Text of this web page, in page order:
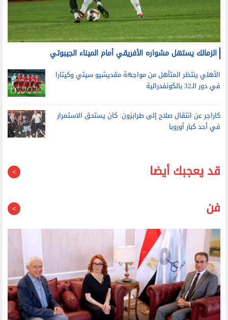
الزمالك يستهل مشواره الأفريقي أمام الميناء الجيبوتي
الأهلي ينتظر المتأهل من مواجهة مقديشيو سيتي وكيتارا
في دور الـ32 بالكونفدرالية
كاراجر عن انتقال صلاح إلى طرابزون: كان يستحق الاستمرار
في أحد كبار أوروبا
قد يعجبك أيضا
فن